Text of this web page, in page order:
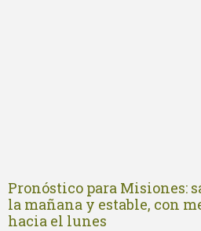
Pronóstico para Misiones:
la mañana y estable, con
hacia el lunes